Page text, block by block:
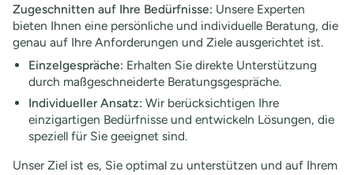
Zugeschnitten auf Ihre Bedürfnisse: Unsere Experten
bieten Ihnen eine persönliche und individuelle Beratung, die
genau auf Ihre Anforderungen und Ziele ausgerichtet ist.
Einzelgespräche: Erhalten Sie direkte Unterstützung
durch maßgeschneiderte Beratungsgespräche.
Individueller Ansatz: Wir berücksichtigen Ihre
einzigartigen Bedürfnisse und entwickeln Lösungen, die
speziell für Sie geeignet sind.
Unser Ziel ist es, Sie optimal zu unterstützen und auf Ihrem